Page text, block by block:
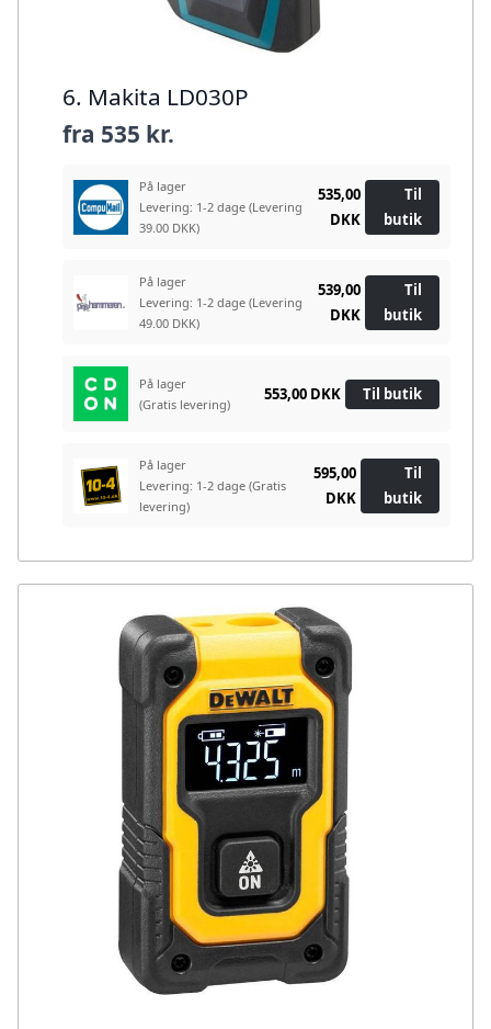
6. Makita LD030P
fra 535 kr.
På lager
Levering: 1-2 dage (Levering
39.00 DKK)
535,00
DKK
Til
butik
På lager
Levering: 1-2 dage (Levering
49.00 DKK)
539,00
DKK
Til
butik
På lager
(Gratis levering)
553,00 DKK Til butik
På lager
Levering: 1-2 dage (Gratis
levering)
595,00
DKK
Til
butik